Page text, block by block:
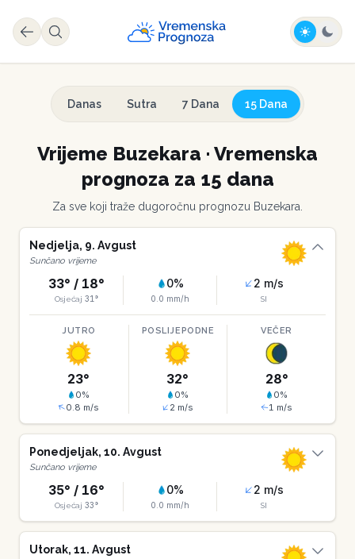
Danas Sutra 7 Dana 15 Dana
Vrijeme Buzekara · Vremenska
prognoza za 15 dana
Za sve koji traže dugoročnu prognozu Buzekara
Nedjelja, 9. Avgust
Sunčano vrijeme
33° / 18°
Osjećaj 31 °
0%
0.0 mm/h
2 m/s
SI
JUTRO
23°
0%
0.8 m/s
POSLIJEPODNE
32°
0%
2 m/s
VEČER
28°
0%
1 m/s
Ponedjeljak, 10. Avgust
Sunčano vrijeme
35° / 16°
Osjećaj 33°
0%
0.0 mm/h
2 m/s
SI
Utorak, 11. Avgust